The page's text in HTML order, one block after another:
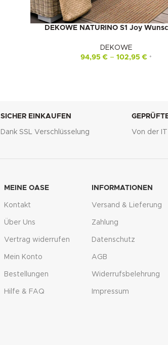
DEKOWE NATURINO S1 Joy
DEKOWE
94,95€ –102,95€ *
SICHER EINKAUFEN
Dank SSL Verschlüsselung Von der
MEINE OASE
Kontakt
Über Uns
Vertrag widerrufen
Mein Konto
Bestellungen
Hilfe & FAQ
INFORMATIONEN
Versand & Lieferung
Zahlung
Datenschutz
AGB
Widerrufsbelehrung
Impressum